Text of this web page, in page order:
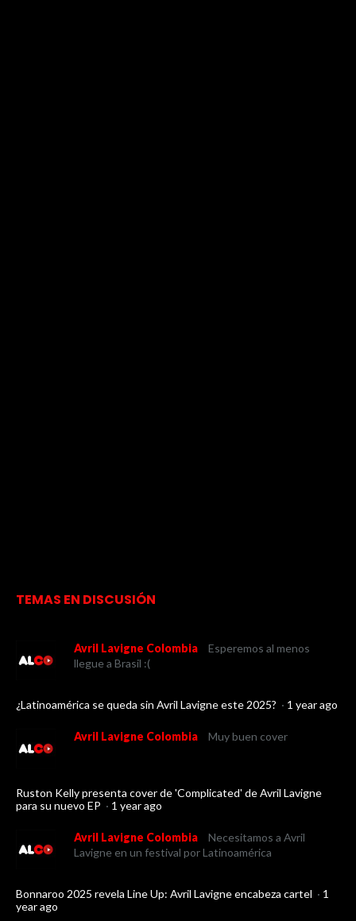
TEMAS EN DISCUSIÓN
Avril Lavigne Colombia
Esperemos al menos
llegue a Brasil :(
¿Latinoamérica se queda sin Avril Lavigne este 2025? · 1 year ago
Avril Lavigne Colombia Muy buen cover
Ruston Kelly presenta cover de 'Complicated' de Avril Lavigne
para su nuevo EP · 1 year ago
Avril Lavigne Colombia
Necesitamos a Avril
Lavigne en un festival por Latinoamérica
Bonnaroo 2025 revela Line Up: Avril Lavigne encabeza cartel · 1
year ago